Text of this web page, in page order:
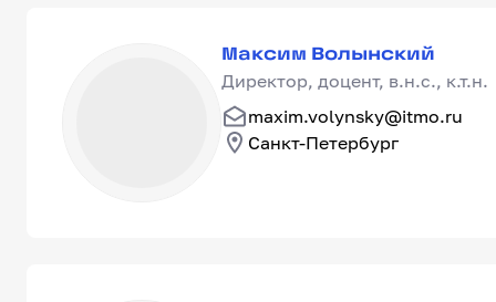
Максим Волынский
Максим Волынский
Директор, доцент, в.н.с., к.т.н.
maxim.volynsky@itmo.ru
Санкт-Петербург